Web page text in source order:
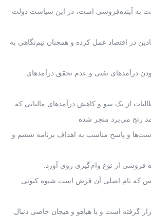
به آینده‌فروشی است، در این سیاست دولت
در اقتصاد عمل کرده و همچنان نیم‌نگاهی به
درآمدهای نفتی و عدم تحقق درآمدهای
از یک سو و کاهش درآمدهای مالیاتی که
رنج می‌برد منجر شده
و پاسخ مناسب به اهداف برنامه ششم و
فروشی از نوع وام‌گیری روی آورد.
که نام اصلی آن قرض است شیوه کنونی
گرفته است و با هیاهو و هیجان خاصی دنبال